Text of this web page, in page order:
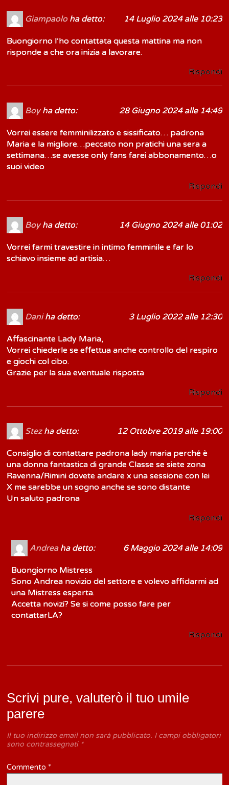
Giampaolo ha detto: 14 Luglio 2024 alle 10:23
Buongiorno l’ho contattata questa mattina ma non
risponde a che ora inizia a lavorare.
Rispondi
Boy ha detto: 28 Giugno 2024 alle 14:49
Vorrei essere femminilizzato e sissificato… padrona
Maria e la migliore…peccato non pratichi una sera a
settimana…se avesse only fans farei abbonamento…o
suoi video
Rispondi
Boy ha detto: 14 Giugno 2024 alle 01:02
Vorrei farmi travestire in intimo femminile e far lo
schiavo insieme ad artisia…
Rispondi
Dani ha detto: 3 Luglio 2022 alle 12:30
Affascinante Lady Maria,
Vorrei chiederle se effettua anche controllo del respiro
e giochi col cibo.
Grazie per la sua eventuale risposta
Rispondi
Stez ha detto: 12 Ottobre 2019 alle 19:00
Consiglio di contattare padrona lady maria perché è
una donna fantastica di grande Classe se siete zona
Ravenna/Rimini dovete andare x una sessione con lei
X me sarebbe un sogno anche se sono distante
Un saluto padrona
Rispondi
Andrea ha detto: 6 Maggio 2024 alle 14:09
Buongiorno Mistress
Sono Andrea novizio del settore e volevo affidarmi ad
una Mistress esperta.
Accetta novizi? Se si come posso fare per
contattarLA?
Rispondi
Scrivi pure, valuterò il tuo umile
parere
Il tuo indirizzo email non sarà pubblicato. I campi obbligatori
sono contrassegnati *
Commento *